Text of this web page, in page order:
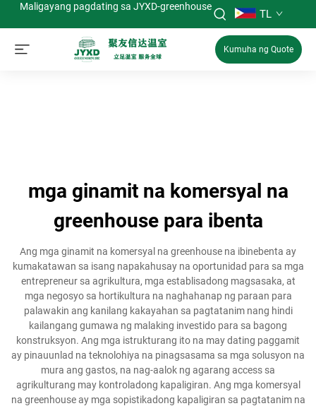
Maligayang pagdating sa JYXD-greenhouse
TL
Kumuha ng Quote
mga ginamit na komersyal na
greenhouse para ibenta
Ang mga ginamit na komersyal na greenhouse na ibinebenta ay
kumakatawan sa isang napakahusay na oportunidad para sa mga
entrepreneur sa agrikultura, mga establisadong magsasaka, at
mga negosyo sa hortikultura na naghahanap ng paraan para
palawakin ang kanilang kakayahan sa pagtatanim nang hindi
kailangang gumawa ng malaking investido para sa bagong
konstruksyon. Ang mga istrukturang ito na may dating paggamit
ay pinauunlad na teknolohiya na pinagsasama sa mga solusyon na
mura ang gastos, na nag-aalok ng agarang access sa
agrikulturang may kontroladong kapaligiran. Ang mga komersyal
na greenhouse ay mga sopistikadong kapaligiran sa pagtatanim na